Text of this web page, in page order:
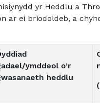
yr Heddlu a
ar ei briodoldeb, a
ymddeol o’r
heddlu